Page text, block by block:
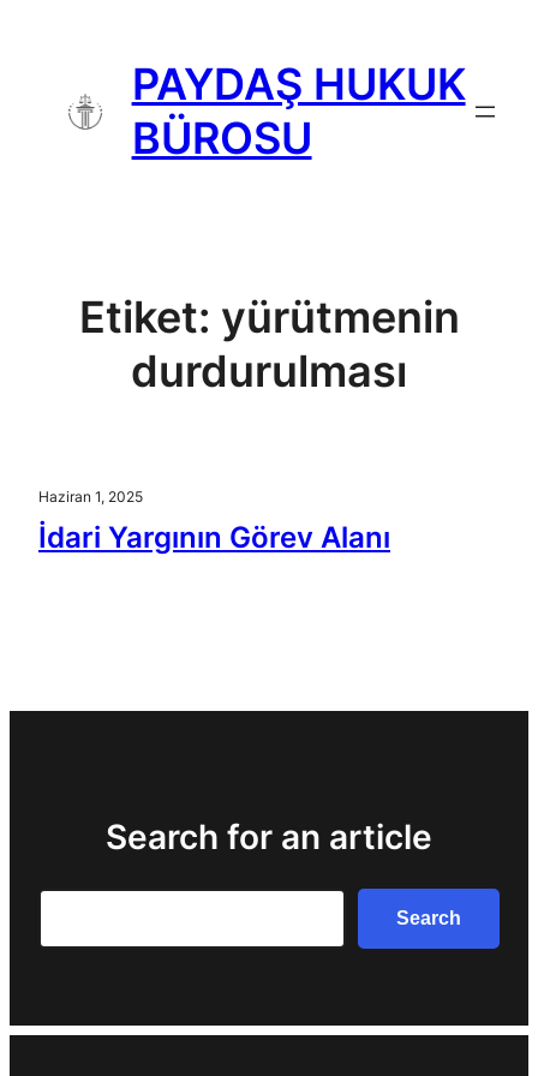
PAYDAŞ HUKUK
BÜROSU
Etiket: yürütmenin
durdurulması
Haziran 1, 2025
İdari Yargının Görev Alanı
Search for an article
Search